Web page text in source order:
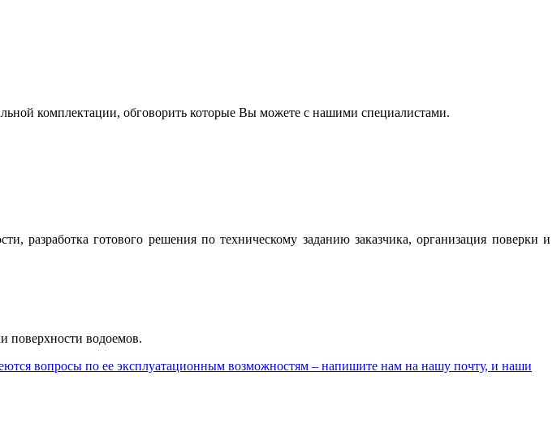
комплектации, обговорить которые Вы можете с нашими специалистами.
разработка готового решения по техническому заданию заказчика, организация поверки и
поверхности водоемов.
вопросы по ее эксплуатационным возможностям – напишите нам на нашу почту, и наши